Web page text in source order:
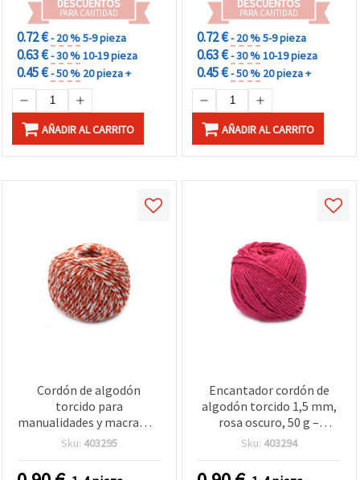
PARA CANTIDAD
0.72 €- 20 %5-9 pieza
0.63 €- 30 %10-19 pieza
0.45 €- 50 % 20 pieza +
AÑADIR AL CARRITO
PARA CANTIDAD
0.72 €- 20 %5-9 pieza
0.63 €- 30 %10-19 pieza
0.45 €- 50 % 20 pieza +
AÑADIR AL CARRITO
Cordón de algodón
torcido para
manualidades y macramé,
1,5 mm, blanco y naranja,
Sku: 403295
Encantador cordón de
algodón torcido 1,5 mm,
rosa oscuro, 50 g –
perfecto para
Sku: 403294